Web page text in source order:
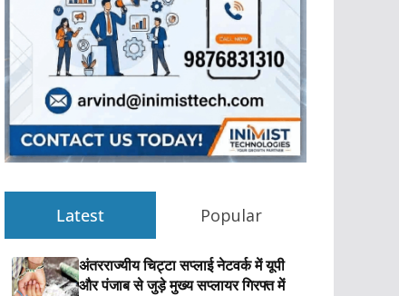
Latest Popular
अंतरराज्यीय चिट्टा सप्लाई नेटवर्क में यूपी
और पंजाब से जुड़े मुख्य सप्लायर गिरफ्त में